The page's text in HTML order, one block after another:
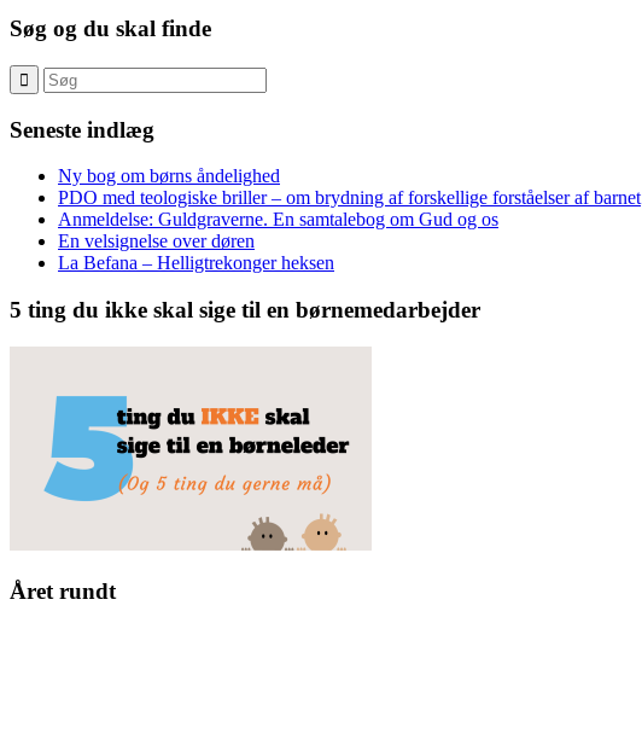
Søg og du skal finde
Seneste indlæg
Ny bog om børns åndelighed
PDO med teologiske briller – om brydning af forskellige forståelser af barnet
Anmeldelse: Guldgraverne. En samtalebog om Gud og os
En velsignelse over døren
La Befana – Helligtrekonger heksen
5 ting du ikke skal sige til en børnemedarbejder
Året rundt